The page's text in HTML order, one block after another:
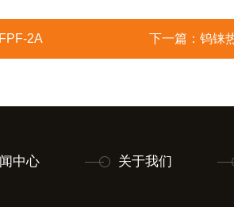
2A 下一篇： 钨铼
中心 关于我们